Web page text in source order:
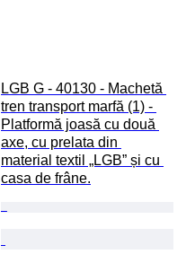
LGB G - 40130 - Machetă
tren transport marfă (1) -
Platformă joasă cu două
axe, cu prelata din
material textil „LGB” și cu
casa de frâne.